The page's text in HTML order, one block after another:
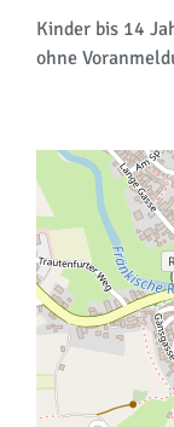
Kinder bis 14
ohne